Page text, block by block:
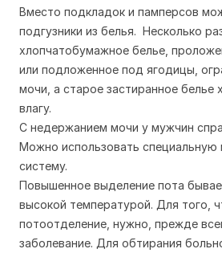
Вместо подкладок и памперсов
подгузники из белья. Несколько
хлопчатобумажное белье,
или подложенное под ягодицы,
мочи, а старое застиранное белье
влагу.
С недержанием мочи у мужчин
Можно использовать
систему.
Повышенное выделение пота
высокой температурой. Для того,
потоотделение, нужно, прежде
заболевание. Для обтирания